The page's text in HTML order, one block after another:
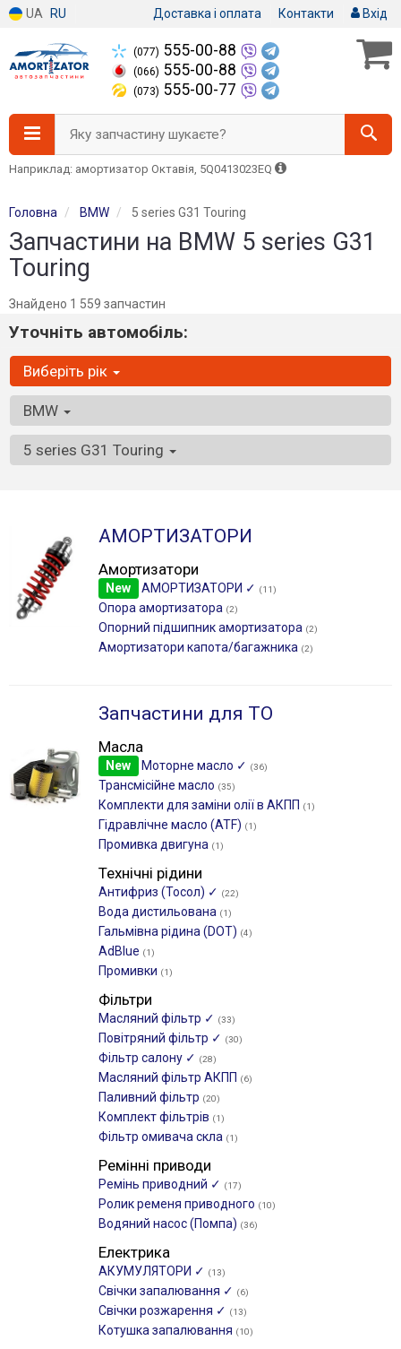
UA RU Доставка і оплата Контакти Вхід
(077) 555-00-88
(066) 555-00-88
(073) 555-00-77
Яку запчастину шукаєте?
Наприклад: амортизатор Октавія, 5Q0413023EQ
Головна BMW 5 series G31 Touring
Запчастини на BMW 5 series G31
Touring
Знайдено 1 559 запчастин
Уточніть автомобіль:
Виберіть рік
BMW
5 series G31 Touring
АМОРТИЗАТОРИ
Амортизатори
New АМОРТИЗАТОРИ ✓ (11)
Опора амортизатора (2)
Опорний підшипник амортизатора (2)
Амортизатори капота/багажника (2)
Запчастини для ТО
Масла
New Моторне масло ✓ (36)
Трансмісійне масло (35)
Комплекти для заміни олії в АКПП (1)
Гідравлічне масло (ATF) (1)
Промивка двигуна (1)
Технічні рідини
Антифриз (Тосол) ✓ (22)
Вода дистильована (1)
Гальмівна рідина (DOT) (4)
AdBlue (1)
Промивки (1)
Фільтри
Масляний фільтр ✓ (33)
Повітряний фільтр ✓ (30)
Фільтр салону ✓ (28)
Масляний фільтр АКПП (6)
Паливний фільтр (20)
Комплект фільтрів (1)
Фільтр омивача скла (1)
Ремінні приводи
Ремінь приводний ✓ (17)
Ролик ременя приводного (10)
Водяний насос (Помпа) (36)
Електрика
АКУМУЛЯТОРИ ✓ (13)
Свічки запалювання ✓ (6)
Свічки розжарення ✓ (13)
Котушка запалювання (10)